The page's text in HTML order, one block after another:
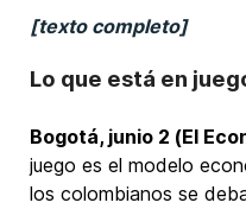
[texto completo]
Lo que está en
Bogotá, junio 2 (El
juego es el modelo
los colombianos se